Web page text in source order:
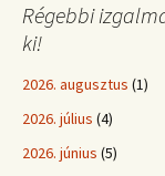
Régebbi
ki!
2026. augusztus (1)
2026. július (4)
2026. június (5)